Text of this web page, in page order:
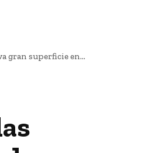
gran superficie en...